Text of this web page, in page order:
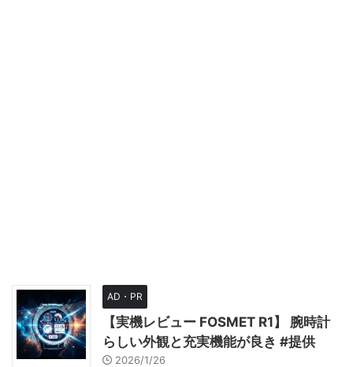
AD・PR
【実機レビュー FOSMET R1】 腕時計
らしい外観と充実機能が良き #提供
2026/1/26